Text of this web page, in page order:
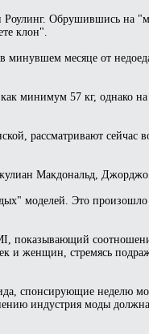
Роулинг. Обрушившись
клон".
минувшем месяце от
минимум 57 кг, однако
рассматривают сейчас
Макдональд,
моделей. Это
и женщин, стремясь
спонсирующие неделю
индустрия моды должна